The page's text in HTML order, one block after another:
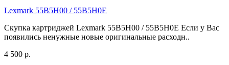
Lexmark 55B5H00 / 55B5H0E
Скупка картриджей Lexmark 55B5H00 / 55B5H0E Если у Вас
появились ненужные новые оригинальные расходн..
4 500 р.